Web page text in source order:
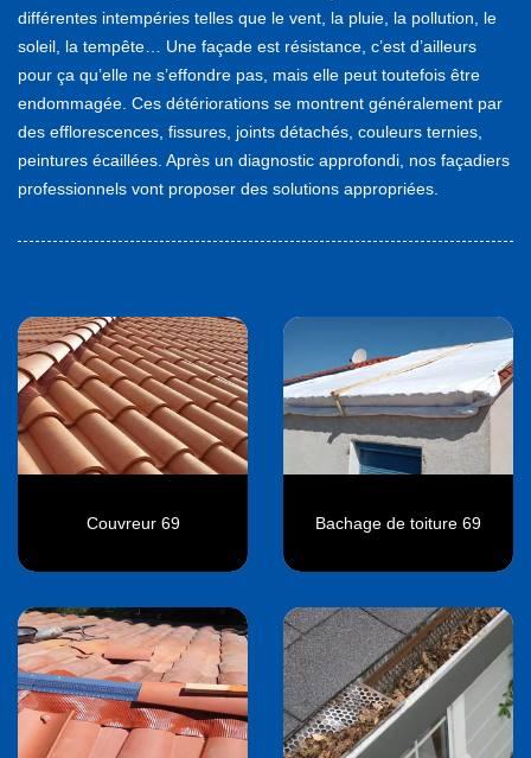
différentes intempéries telles que le vent, la pluie, la pollution, le
soleil, la tempête… Une façade est résistance, c’est d’ailleurs
pour ça qu’elle ne s’effondre pas, mais elle peut toutefois être
endommagée. Ces détériorations se montrent généralement par
des efflorescences, fissures, joints détachés, couleurs ternies,
peintures écaillées. Après un diagnostic approfondi, nos façadiers
professionnels vont proposer des solutions appropriées.
Couvreur 69 Bachage de toiture 69